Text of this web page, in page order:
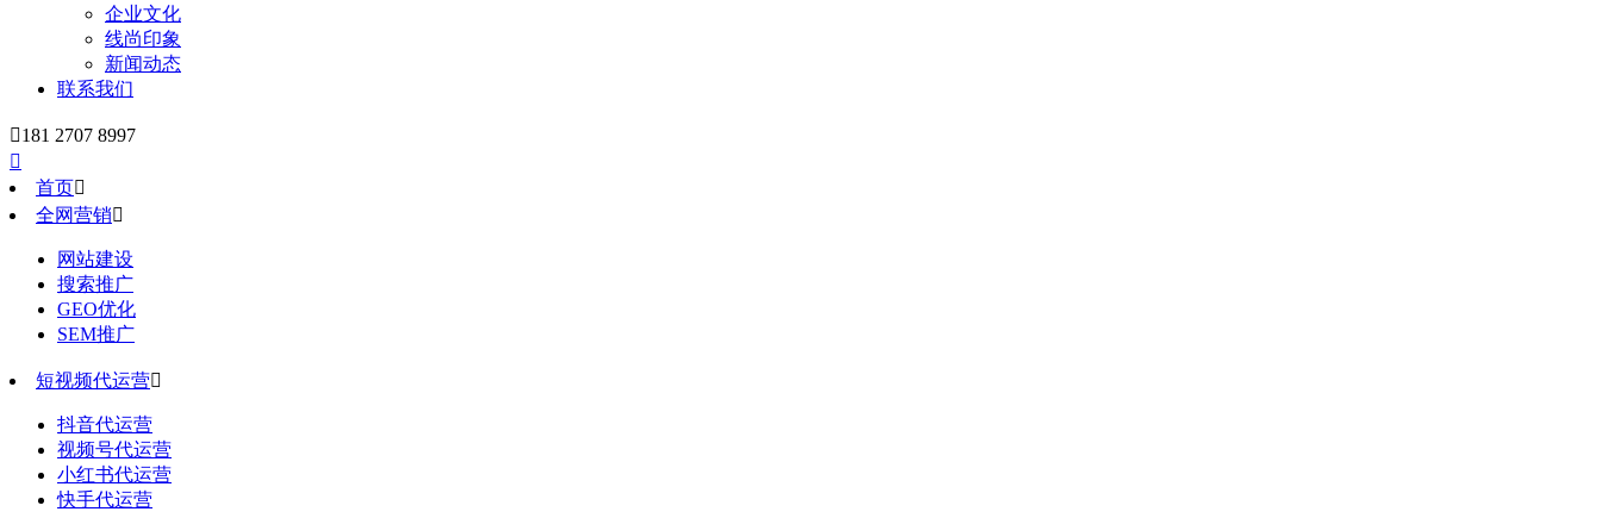
企业文化
线尚印象
新闻动态
联系我们
181 2707 8997

首页
全网营销
网站建设
搜索推广
GEO优化
SEM推广
短视频代运营
抖音代运营
视频号代运营
小红书代运营
快手代运营